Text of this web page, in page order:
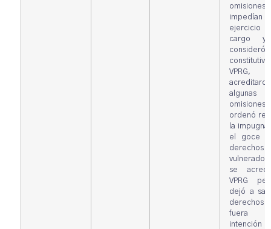
ejercicio
cargo y
consideró
acreditaron
algunas
ordenó
la
el goce
derechos
se
VPRG
dejó a
derechos
fuera
intención